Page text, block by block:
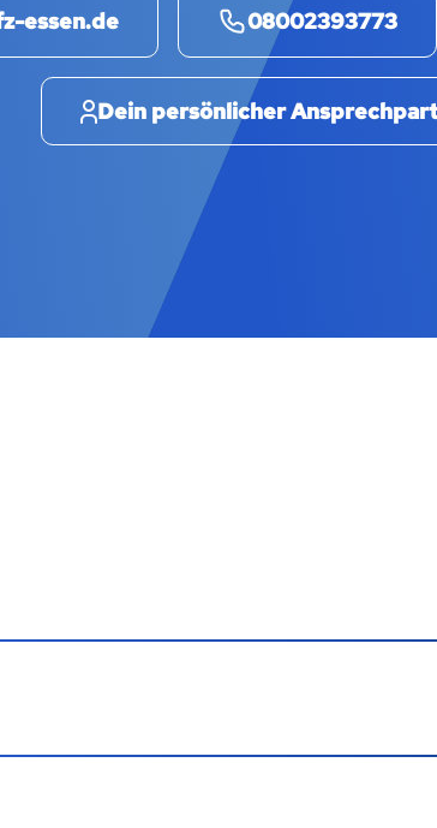
essen.de 08002393773
Dein persönlicher